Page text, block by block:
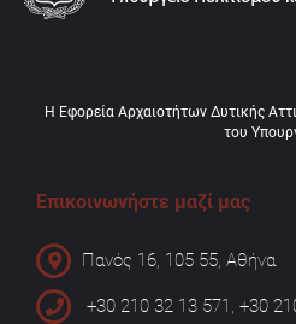
Η Εφορεία Αρχαιοτήτων Δυτικής
του
Επικοινωνήστε μαζί μας
Πανός 16, 105 55, Αθήνα
+30 210 32 13 571, +30